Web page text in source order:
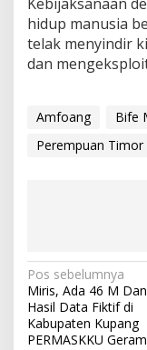
hidup manusia
telak menyindir
dan
Amfoang Bife
Perempuan Timor
N
a
v
i
Pos sebelumnya
Miris, Ada 46 M
Hasil Data Fiktif di
Kabupaten Kupang
PERMASKKU Geram